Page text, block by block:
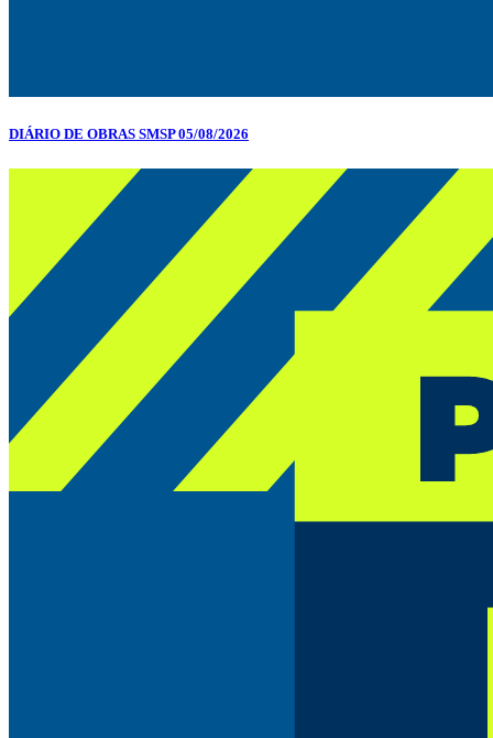
DIÁRIO DE OBRAS SMSP 05/08/2026